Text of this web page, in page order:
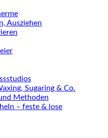
Ausziehen
Sugaring & Co.
Methoden
– feste & lose